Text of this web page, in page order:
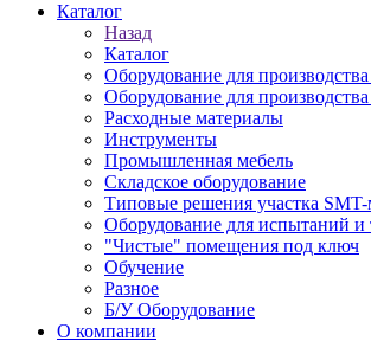
Каталог
Назад
Каталог
Оборудование для
Оборудование для
Расходные материалы
Инструменты
Промышленная мебель
Складское оборудование
Типовые решения участка
Оборудование для испытаний и
"Чистые" помещения под ключ
Обучение
Разное
Б/У Оборудование
О компании